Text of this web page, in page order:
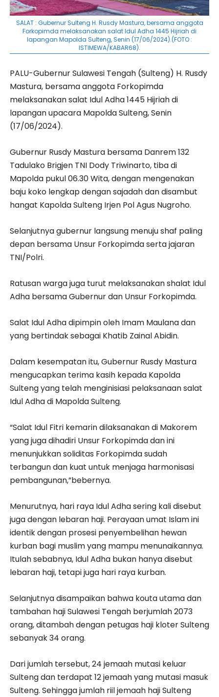
SALAT : Gubernur Sulteng H. Rusdy Mastura, bersama anggota
Forkopimda melaksanakan salat Idul Adha 1445 Hijriah di
lapangan Mapolda Sulteng, Senin (17/06/2024).(FOTO :
ISTIMEWA/KABAR68).
PALU-Gubernur Sulawesi Tengah (Sulteng) H. Rusdy
Mastura, bersama anggota Forkopimda
melaksanakan salat Idul Adha 1445 Hijriah di
lapangan upacara Mapolda Sulteng, Senin
(17/06/2024).
Gubernur Rusdy Mastura bersama Danrem 132
Tadulako Brigjen TNI Dody Triwinarto, tiba di
Mapolda pukul 06.30 Wita, dengan mengenakan
baju koko lengkap dengan sajadah dan disambut
hangat Kapolda Sulteng Irjen Pol Agus Nugroho.
Selanjutnya gubernur langsung menuju shaf paling
depan bersama Unsur Forkopimda serta jajaran
TNI/Polri.
Ratusan warga juga turut melaksanakan shalat Idul
Adha bersama Gubernur dan Unsur Forkopimda.
Salat Idul Adha dipimpin oleh Imam Maulana dan
yang bertindak sebagai Khatib Zainal Abidin.
Dalam kesempatan itu, Gubernur Rusdy Mastura
mengucapkan terima kasih kepada Kapolda
Sulteng yang telah menginisiasi pelaksanaan salat
Idul Adha di Mapolda Sulteng.
“Salat Idul Fitri kemarin dilaksanakan di Makorem
yang juga dihadiri Unsur Forkopimda dan ini
menunjukkan soliditas Forkopimda sudah
terbangun dan kuat untuk menjaga harmonisasi
pembangunan,”bebernya.
Menurutnya, hari raya Idul Adha sering kali disebut
juga dengan lebaran haji. Perayaan umat Islam ini
identik dengan prosesi penyembelihan hewan
kurban bagi muslim yang mampu menunaikannya.
Itulah sebabnya, Idul Adha bukan hanya disebut
lebaran haji, tetapi juga hari raya kurban.
Selanjutnya disampaikan bahwa kouta utama dan
tambahan haji Sulawesi Tengah berjumlah 2073
orang, ditambah dengan petugas haji kloter Sulteng
sebanyak 34 orang.
Dari jumlah tersebut, 24 jemaah mutasi keluar
Sulteng dan terdapat 12 jemaah yang mutasi masuk
Sulteng. Sehingga jumlah riil jemaah haji Sulteng